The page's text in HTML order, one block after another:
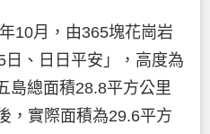
10月，由365塊花崗岩
、日日平安」，高度為
島總面積28.8平方公里
，實際面積為29.6平方